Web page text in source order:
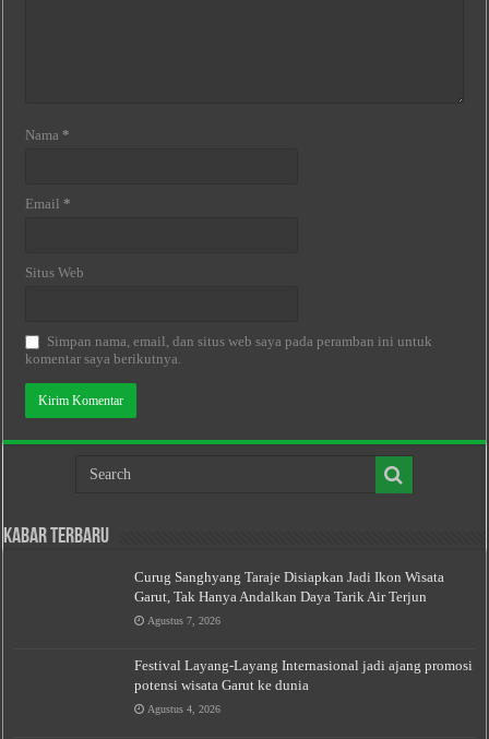
Nama *
Email *
Situs Web
Simpan nama, email, dan situs web saya pada peramban ini untuk
komentar saya berikutnya.
Kabar Terbaru
Curug Sanghyang Taraje Disiapkan Jadi Ikon Wisata
Garut, Tak Hanya Andalkan Daya Tarik Air Terjun
Agustus 7, 2026
Festival Layang-Layang Internasional jadi ajang promosi
potensi wisata Garut ke dunia
Agustus 4, 2026